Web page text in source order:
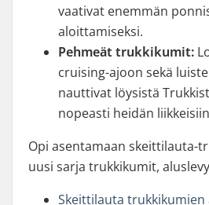
vaativat enemmän
aloittamiseksi.
Pehmeät trukkikumit:
cruising-ajoon sekä
nauttivat löysistä
nopeasti heidän
Opi asentamaan skeittilauta-
uusi sarja trukkikumit,
Skeittilauta trukkikumien